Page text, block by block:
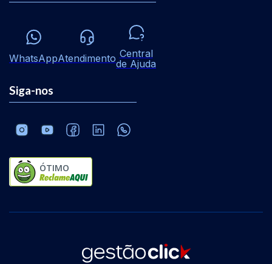
WhatsAppAtendimento Central
de Ajuda
Siga-nos
ÓTIMO